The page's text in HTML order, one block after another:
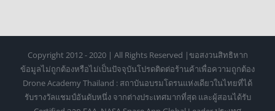
Copyright 2012 - 2020 | All Rights Reserved |ขอสงวนสิทธิหาก
ข้อมูลไม่ถูกต้องหรือไม่เป็นปัจจุบันโปรดติดต่อร้านค้าเพื่อความถูกต้อง
Drone Academy Thailand : สถาบันอบรมโดรนแห่งเดียวในไทยที่ได้
รับรางวัลแชมป์อันดับหนึ่ง จากต่างประเทศมากที่สุด และผู้สอนได้รับ